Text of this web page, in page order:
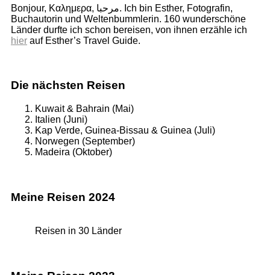
Bonjour, Καλημερα, مرحبا. Ich bin Esther, Fotografin,
Buchautorin und Weltenbummlerin. 160 wunderschöne
Länder durfte ich schon bereisen, von ihnen erzähle ich
hier auf Esther’s Travel Guide.
Die nächsten Reisen
Kuwait & Bahrain (Mai)
Italien (Juni)
Kap Verde, Guinea-Bissau & Guinea (Juli)
Norwegen (September)
Madeira (Oktober)
Meine Reisen 2024
Reisen in 30 Länder